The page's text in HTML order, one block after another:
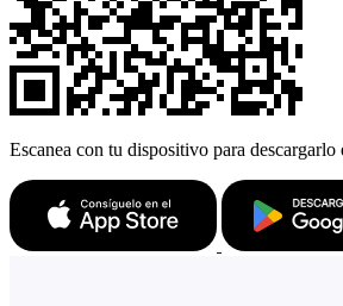
Escanea con tu dispositivo para